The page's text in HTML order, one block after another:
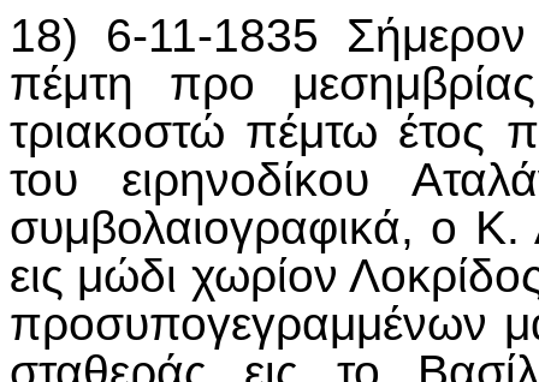
18) 6-11-1835
πέμτη προ
τριακοστώ πέμτω έτος
του ειρηνοδίκου
συμβολαιογραφικά, ο Κ.
εις μώδι χωρίον
προσυπογεγραμμένων
σταθεράς εις το